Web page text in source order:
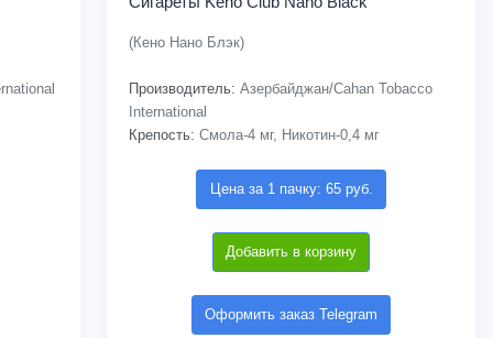
(Кено Нано Блэк)
Производитель: Азербайджан/Cahan Tobacco
International
Крепость: Смола-4 мг, Никотин-0,4 мг
Цена за 1 пачку: 65 руб.
Добавить в корзину
Оформить заказ Telegram